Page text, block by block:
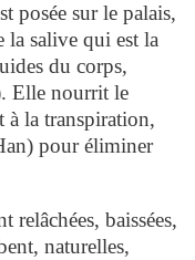
posée sur le palais,
la salive qui est la
du corps,
Elle nourrit le
à la transpiration,
pour éliminer
relâchées, baissées,
naturelles,